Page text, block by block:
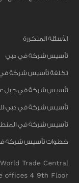
الأسئلة المتكررة
تأسيس شركة في دبي
تكلفة تأسيس شركة
تأسيس شركة في جبل
تأسيس شركة في دبي
تأسيس شركة في
خطوات تأسيس شركة
Trade Central
offices 4 9th Floor